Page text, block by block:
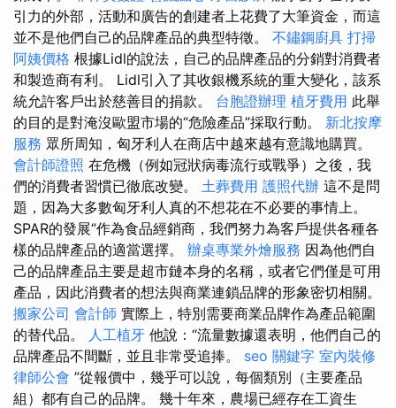
引力的外部，活動和廣告的創建者上花費了大筆資金，而這
並不是他們自己的品牌產品的典型特徵。 不鏽鋼廚具 打掃
阿姨價格 根據Lidl的說法，自己的品牌產品的分銷對消費者
和製造商有利。 Lidl引入了其收銀機系統的重大變化，該系
統允許客戶出於慈善目的捐款。 台胞證辦理 植牙費用 此舉
的目的是對淹沒歐盟市場的“危險產品”採取行動。 新北按摩
服務 眾所周知，匈牙利人在商店中越來越有意識地購買。
會計師證照 在危機（例如冠狀病毒流行或戰爭）之後，我
們的消費者習慣已徹底改變。 土葬費用 護照代辦 這不是問
題，因為大多數匈牙利人真的不想花在不必要的事情上。
SPAR的發展“作為食品經銷商，我們努力為客戶提供各種各
樣的品牌產品的適當選擇。 辦桌專業外燴服務 因為他們自
己的品牌產品主要是超市鏈本身的名稱，或者它們僅是可用
產品，因此消費者的想法與商業連鎖品牌的形象密切相關。
搬家公司 會計師 實際上，特別需要商業品牌作為產品範圍
的替代品。 人工植牙 他說：“流量數據還表明，他們自己的
品牌產品不間斷，並且非常受追捧。 seo 關鍵字 室內裝修
律師公會 ”從報價中，幾乎可以說，每個類別（主要產品
組）都有自己的品牌。 幾十年來，農場已經存在工資生